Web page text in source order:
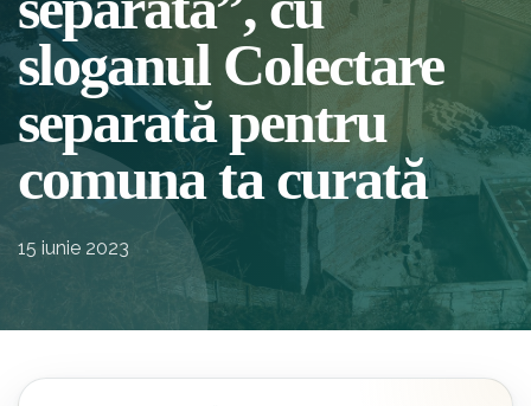
sloganul Colectare
separată pentru
comuna ta curată
15 iunie 2023